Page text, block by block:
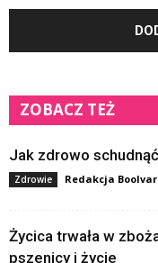
ZOBACZ TEŻ
Jak zdrowo
Zdrowie Redakcja
Życica trwała w
pszenicy i życie